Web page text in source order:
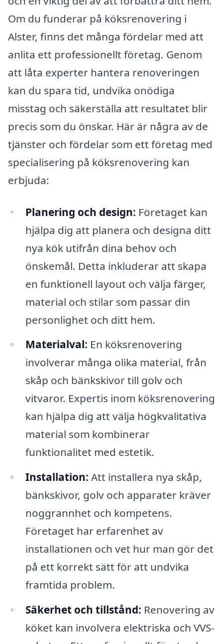
Om du funderar på köksrenovering i
Alster, finns det många fördelar med att
anlita ett professionellt företag. Genom
att låta experter hantera renoveringen
kan du spara tid, undvika onödiga
misstag och säkerställa att resultatet blir
precis som du önskar. Här är några av de
tjänster och fördelar som ett företag med
specialisering på köksrenovering kan
erbjuda:
Planering och design: Företaget kan
hjälpa dig att planera och designa ditt
nya kök utifrån dina behov och
önskemål. Detta inkluderar att skapa
en funktionell layout och välja färger,
material och stilar som passar din
personlighet och ditt hem.
Materialval: En köksrenovering
involverar många olika material, från
skåp och bänkskivor till golv och
vitvaror. Expertis inom köksrenovering
kan hjälpa dig att välja högkvalitativa
material som kombinerar
funktionalitet med estetik.
Installation: Att installera nya skåp,
bänkskivor, golv och apparater kräver
noggrannhet och kompetens.
Företaget har erfarenhet av
installationen och vet hur man gör det
på ett korrekt sätt för att undvika
framtida problem.
Säkerhet och tillstånd: Renovering av
köket kan involvera elektriska och VVS-